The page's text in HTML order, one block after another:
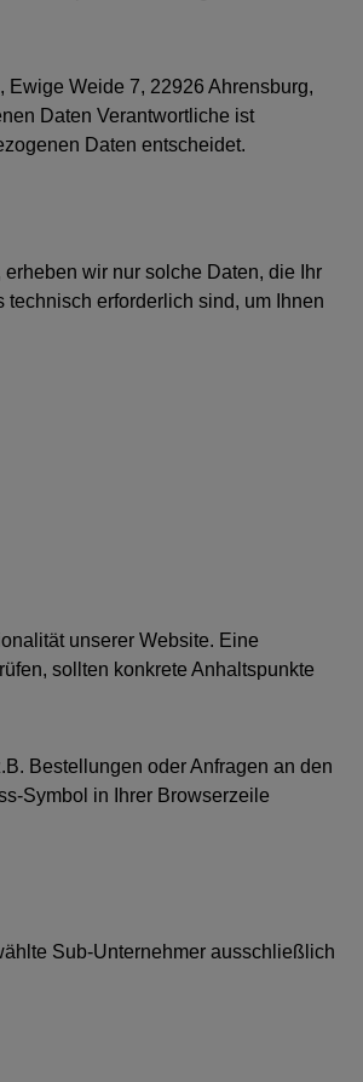
Weide 7, 22926 Ahrensburg,
Daten Verantwortliche ist
Daten entscheidet.
wir nur solche Daten, die Ihr
technisch erforderlich sind, um Ihnen
unserer Website. Eine
sollten konkrete Anhaltspunkte
Bestellungen oder Anfragen an den
Symbol in Ihrer Browserzeile
Sub-Unternehmer ausschließlich